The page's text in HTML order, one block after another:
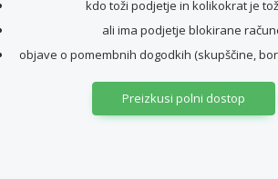
kdo toži podjetje in kolikokrat je
ali ima podjetje blokirane
objave o pomembnih dogodkih (skupščine,
Preizkusi polni dostop